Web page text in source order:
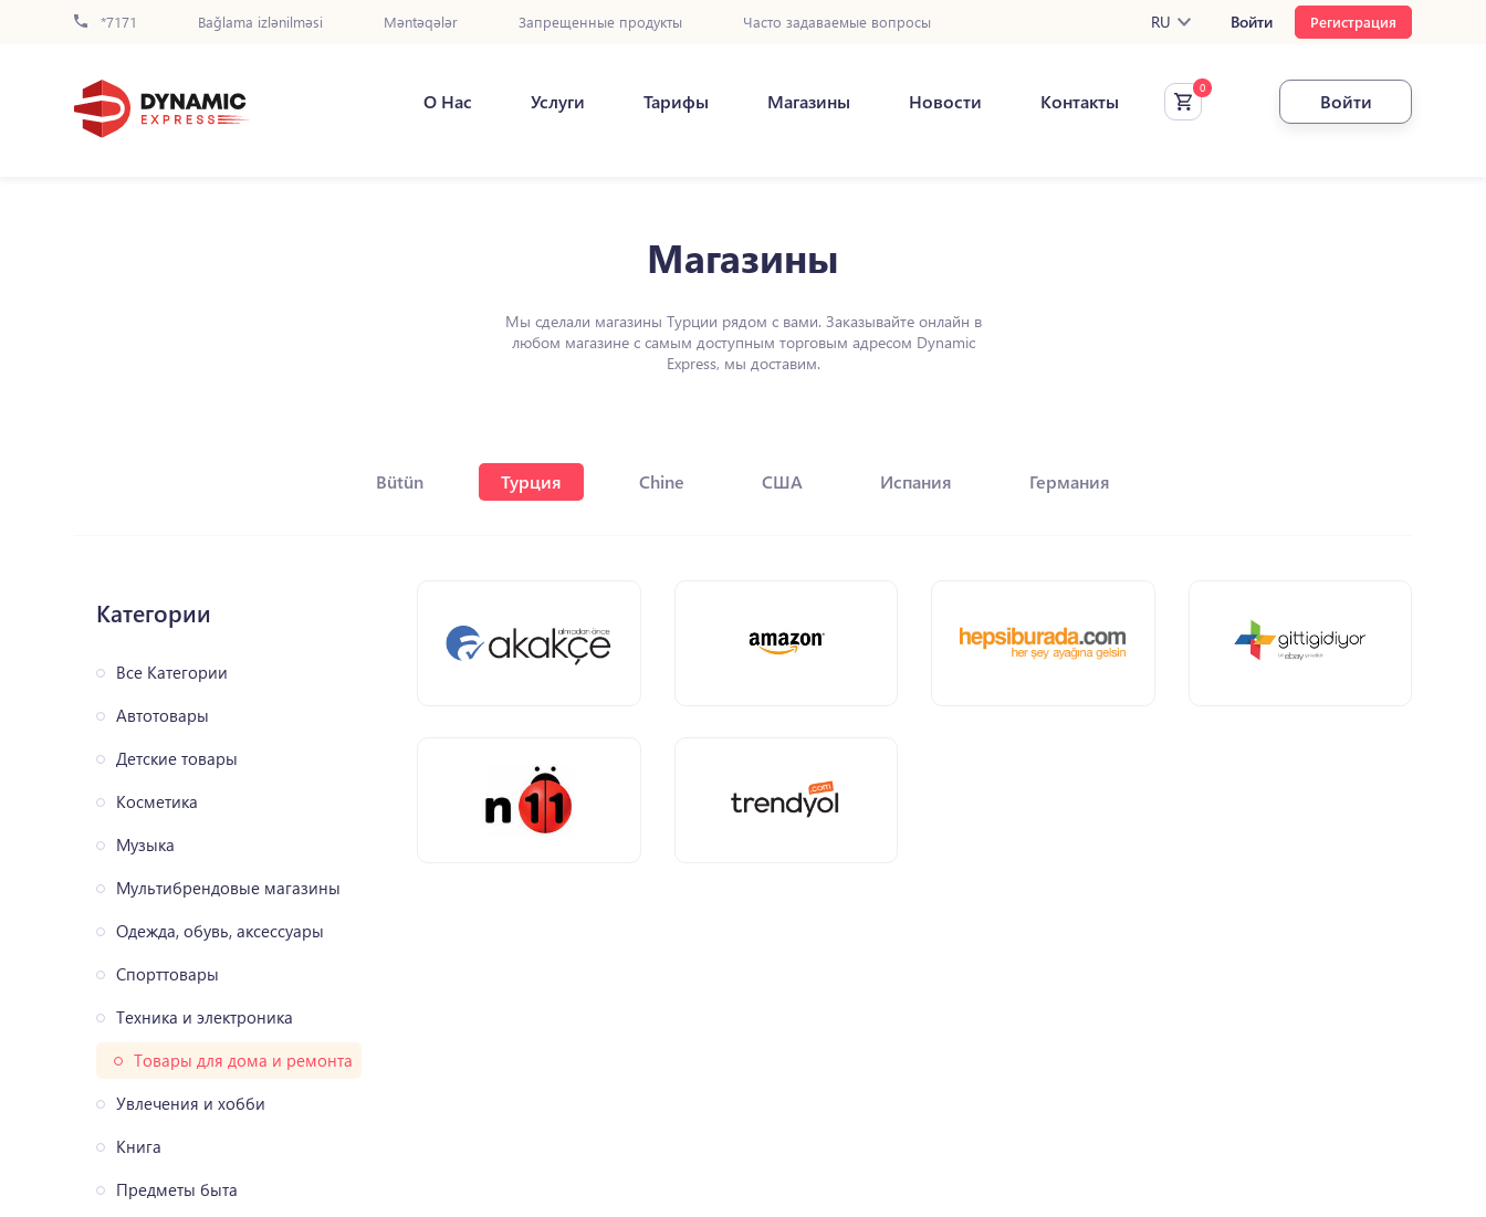
*7171 Bağlama izlənilməsi Məntəqələr Запрещенные продукты Часто задаваемые вопросы RU Войти Регистрация
О Нас Услуги Тарифы Магазины Новости Контакты Войти
Магазины
Мы сделали магазины Турции рядом с вами. Заказывайте онлайн в
любом магазине с самым доступным торговым адресом Dynamic
Express, мы доставим.
Bütün Турция Chine США Испания Германия
Категории
Все Категории
Автотовары
Детские товары
Косметика
Музыка
Мультибрендовые магазины
Одежда, обувь, аксессуары
Спорттовары
Техника и электроника
Товары для дома и ремонта
Увлечения и хобби
Книга
Предметы быта